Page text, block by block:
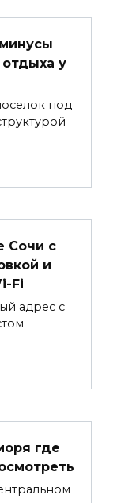
у
под
Сочи с
и
Fi
адрес с
где